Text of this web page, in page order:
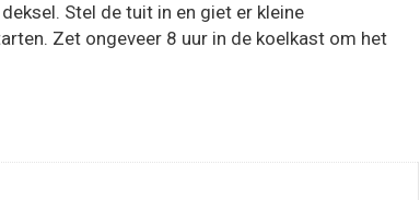
Stel de tuit in en giet er kleine
Zet ongeveer 8 uur in de koelkast om het